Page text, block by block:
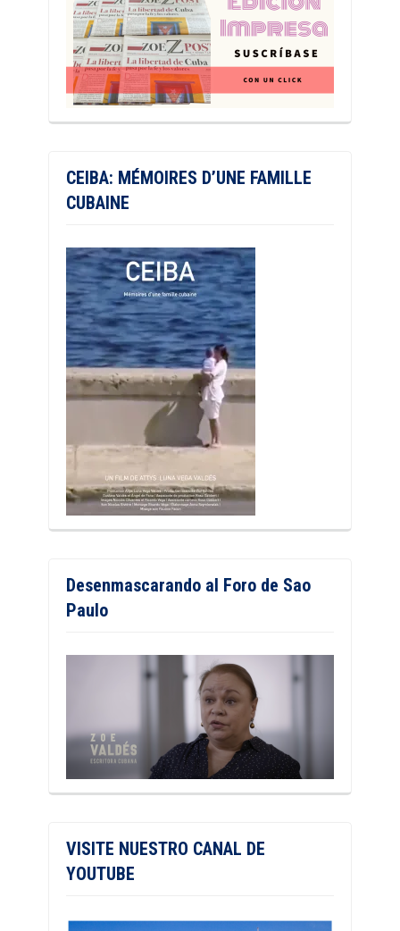
CEIBA: MÉMOIRES D’UNE FAMILLE
CUBAINE
Desenmascarando al Foro de Sao
Paulo
VISITE NUESTRO CANAL DE
YOUTUBE